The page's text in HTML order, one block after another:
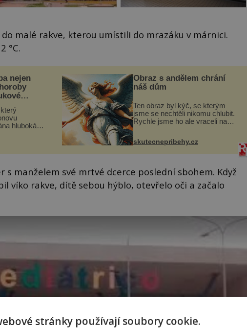
malé rakve, kterou umístili do mrazáku v márnici.
°C.
nejen
hluboká
přesnému
Obraz s andělem chrání
náš dům
Ten obraz byl kýč, se kterým
jsme se nechtěli nikomu chlubit.
Rychle jsme ho ale vraceli na
domek na severu Čech, kde
jsme si naplánova...
skutecnepribehy.cz
s manželem své mrtvé dcerce poslední sbohem. Když
víko rakve, dítě sebou hýblo, otevřelo oči a začalo
stránky používají soubory cookie.